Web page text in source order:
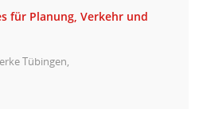
für Planung, Verkehr und
Tübingen,